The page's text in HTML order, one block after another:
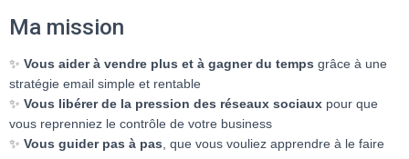
Ma mission
✨ Vous aider à vendre plus et à gagner du temps grâce à une
stratégie email simple et rentable
✨ Vous libérer de la pression des réseaux sociaux pour que
vous reprenniez le contrôle de votre business
✨ Vous guider pas à pas, que vous vouliez apprendre à le faire